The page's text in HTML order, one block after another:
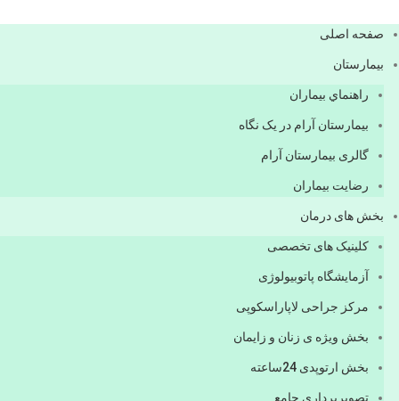
صفحه اصلی
بيمارستان
راهنماي بیماران
بیمارستان آرام در یک نگاه
گالری بیمارستان آرام
رضایت بیماران
بخش های درمان
کلینیک های تخصصی
آزمایشگاه پاتوبیولوژی
مرکز جراحی لاپاراسکوپی
بخش ویژه ی زنان و زایمان
بخش ارتوپدی 24ساعته
تصویربرداری جامع